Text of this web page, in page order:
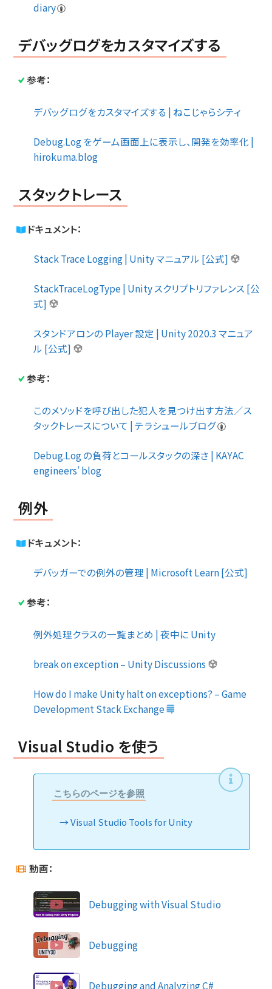
diary
デバッグログをカスタマイズする
参考：
デバッグログをカスタマイズする | ねこじゃらシティ
Debug.Log をゲーム画面上に表示し、開発を効率化 |
hirokuma.blog
スタックトレース
ドキュメント：
Stack Trace Logging | Unity マニュアル [公式]
StackTraceLogType | Unity スクリプトリファレンス [公
式]
スタンドアロンの Player 設定 | Unity 2020.3 マニュア
ル [公式]
参考：
このメソッドを呼び出した犯人を見つけ出す方法／ス
タックトレースについて | テラシュールブログ
Debug.Log の負荷とコールスタックの深さ | KAYAC
engineers’ blog
例外
ドキュメント：
デバッガーでの例外の管理 | Microsoft Learn [公式]
参考：
例外処理クラスの一覧まとめ | 夜中に Unity
break on exception – Unity Discussions
How do I make Unity halt on exceptions? – Game
Development Stack Exchange
Visual Studio を使う
こちらのページを参照
Visual Studio Tools for Unity
動画：
Debugging with Visual Studio
Debugging
Debugging and Analyzing C#